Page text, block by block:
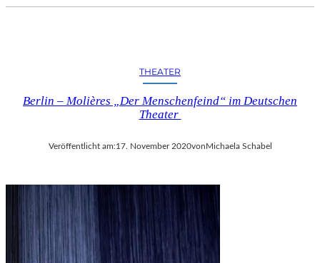
THEATER
Berlin – Molières „Der Menschenfeind“ im Deutschen
Theater
Veröffentlicht am:17. November 2020vonMichaela Schabel